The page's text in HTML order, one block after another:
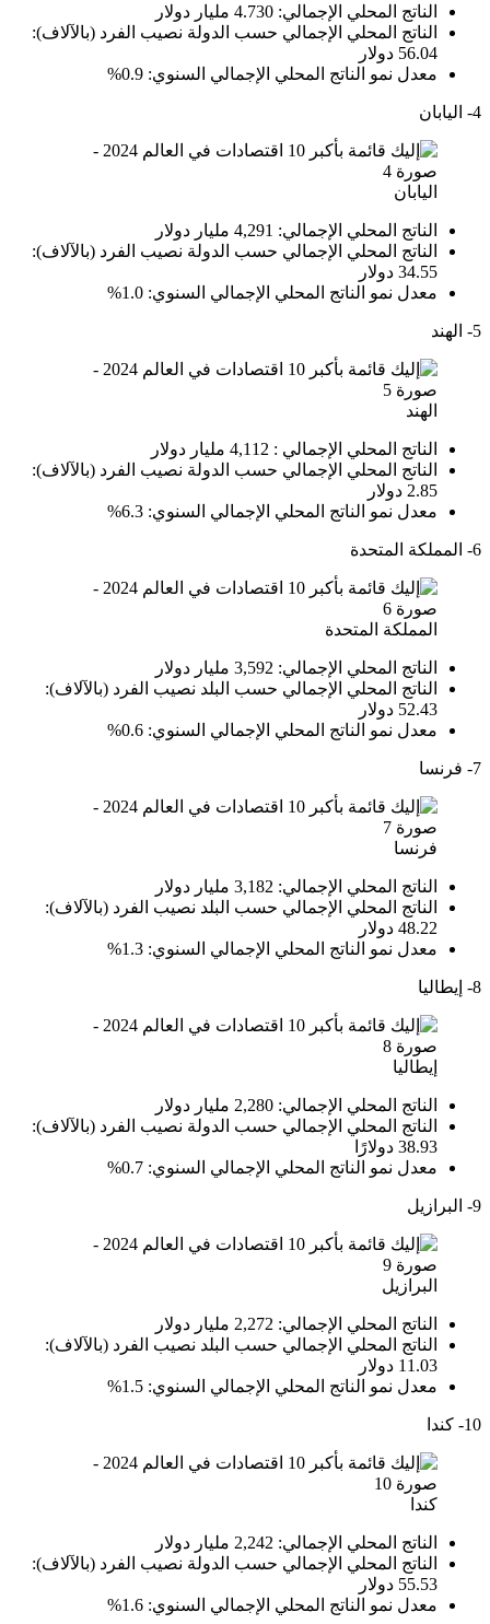
الناتج المحلي الإجمالي: 4.730 مليار دولار
الناتج المحلي الإجمالي حسب الدولة نصيب الفرد (بالآلاف):
56.04 دولار
معدل نمو الناتج المحلي الإجمالي السنوي: 0.9%
4- اليابان
اليابان
الناتج المحلي الإجمالي: 4,291 مليار دولار
الناتج المحلي الإجمالي حسب الدولة نصيب الفرد (بالآلاف):
34.55 دولار
معدل نمو الناتج المحلي الإجمالي السنوي: 1.0%
5- الهند
الهند
الناتج المحلي الإجمالي : 4,112 مليار دولار
الناتج المحلي الإجمالي حسب الدولة نصيب الفرد (بالآلاف):
2.85 دولار
معدل نمو الناتج المحلي الإجمالي السنوي: 6.3%
6- المملكة المتحدة
المملكة المتحدة
الناتج المحلي الإجمالي: 3,592 مليار دولار
الناتج المحلي الإجمالي حسب البلد نصيب الفرد (بالآلاف):
52.43 دولار
معدل نمو الناتج المحلي الإجمالي السنوي: 0.6%
7- فرنسا
فرنسا
الناتج المحلي الإجمالي: 3,182 مليار دولار
الناتج المحلي الإجمالي حسب البلد نصيب الفرد (بالآلاف):
48.22 دولار
معدل نمو الناتج المحلي الإجمالي السنوي: 1.3%
8- إيطاليا
إيطاليا
الناتج المحلي الإجمالي: 2,280 مليار دولار
الناتج المحلي الإجمالي حسب الدولة نصيب الفرد (بالآلاف):
38.93 دولارًا
معدل نمو الناتج المحلي الإجمالي السنوي: 0.7%
9- البرازيل
البرازيل
الناتج المحلي الإجمالي: 2,272 مليار دولار
الناتج المحلي الإجمالي حسب البلد نصيب الفرد (بالآلاف):
11.03 دولار
معدل نمو الناتج المحلي الإجمالي السنوي: 1.5%
10- كندا
كندا
الناتج المحلي الإجمالي: 2,242 مليار دولار
الناتج المحلي الإجمالي حسب الدولة نصيب الفرد (بالآلاف):
55.53 دولار
معدل نمو الناتج المحلي الإجمالي السنوي: 1.6%